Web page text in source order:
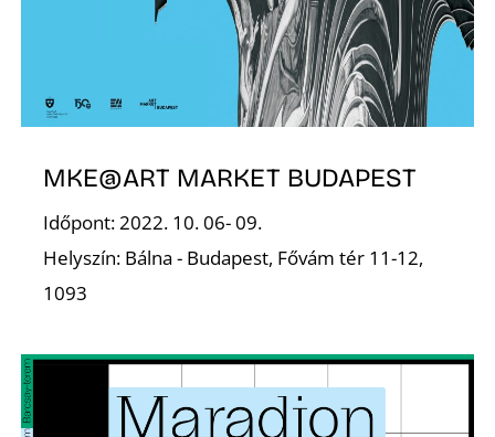
MKE@ART MARKET BUDAPEST
Időpont: 2022. 10. 06- 09.
Helyszín: Bálna - Budapest, Fővám tér 11-12,
1093